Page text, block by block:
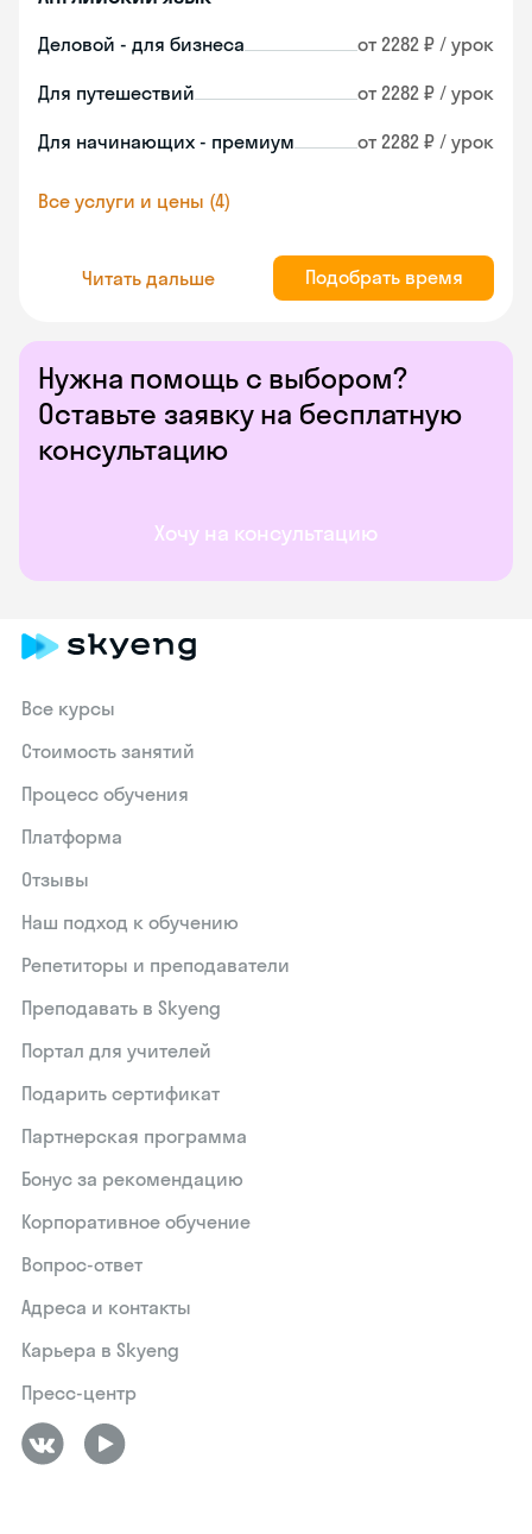
Нужна помощь с выбором?
Оставьте заявку на бесплатную
консультацию
Хочу на консультацию
Деловой - для бизнеса от 2282 ₽ / урок
Для путешествий от 2282 ₽ / урок
Для начинающих - премиум от 2282 ₽ / урок
Все услуги и цены (4)
Читать дальше Подобрать время
Все курсы
Стоимость занятий
Процесс обучения
Платформа
Отзывы
Наш подход к обучению
Репетиторы и преподаватели
Преподавать в Skyeng
Портал для учителей
Подарить сертификат
Партнерская программа
Бонус за рекомендацию
Корпоративное обучение
Вопрос-ответ
Адреса и контакты
Карьера в Skyeng
Пресс-центр